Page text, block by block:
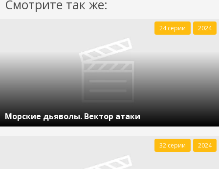
Смотрите так же:
Морские дьяволы. Вектор атаки
24 серии 2024
32 серии 2024